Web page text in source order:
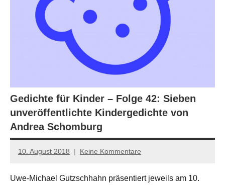
Gedichte für Kinder – Folge 42: Sieben
unveröffentlichte Kindergedichte von
Andrea Schomburg
10. August 2018
Anton
Leitner
Keine Kommentare
Uwe-Michael Gutzschhahn präsentiert jeweils am 10.